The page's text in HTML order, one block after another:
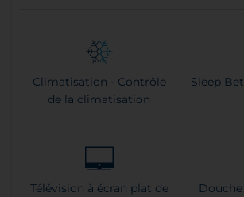
Climatisation - Contrôle
de la climatisation
Sleep
Télévision à écran plat de